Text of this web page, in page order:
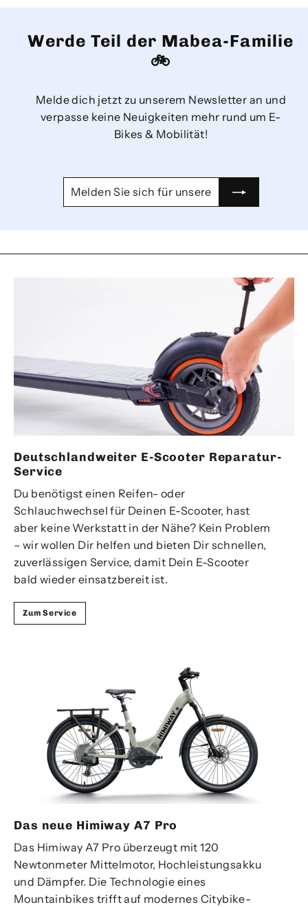
Werde Teil der Mabea-Familie
🚲
Melde dich jetzt zu unserem Newsletter an und
verpasse keine Neuigkeiten mehr rund um E-
Bikes & Mobilität!
SIE
Deutschlandweiter E-Scooter Reparatur-
Service
Du benötigst einen Reifen- oder
Schlauchwechsel für Deinen E-Scooter, hast
aber keine Werkstatt in der Nähe? Kein Problem
– wir wollen Dir helfen und bieten Dir schnellen,
zuverlässigen Service, damit Dein E-Scooter
bald wieder einsatzbereit ist.
Zum Service
Das neue Himiway A7 Pro
Das Himiway A7 Pro überzeugt mit 120
Newtonmeter Mittelmotor, Hochleistungsakku
und Dämpfer. Die Technologie eines
Mountainbikes trifft auf modernes Citybike-